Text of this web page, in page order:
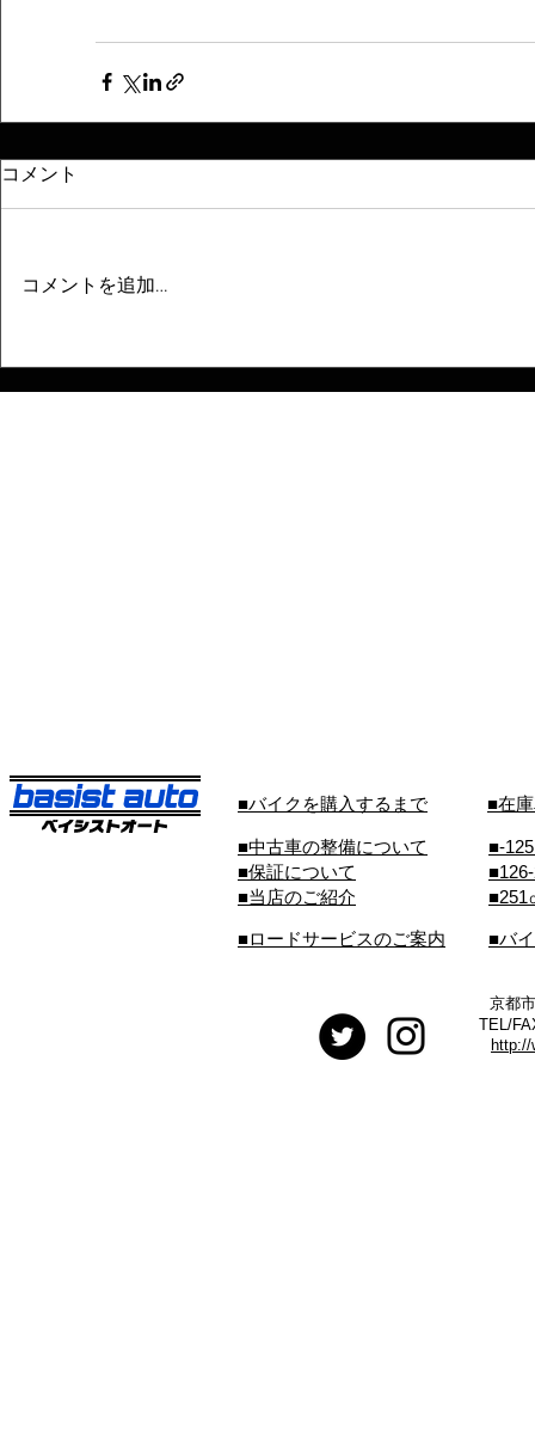
コメント
コメントを追加…
■バイクを購入するまで ■在
■中古車の整備について
■保証について
■当店のご紹介
■-
■251
■ロードサービスのご案内 ■バ
京都
TEL/